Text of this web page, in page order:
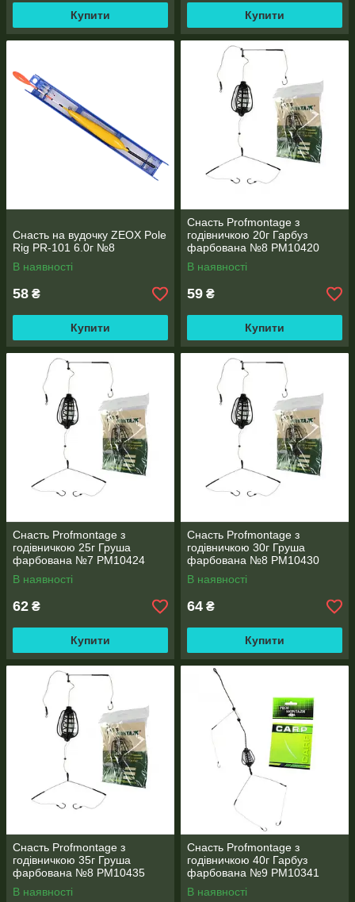
Купити Купити
Снасть на вудочку ZEOX Pole
Rig PR-101 6.0г №8
В наявності
58 ₴
Купити
Снасть Profmontage з
годівничкою 20г Гарбуз
фарбована №8 PM10420
В наявності
59 ₴
Купити
Снасть Profmontage з
годівничкою 25г Груша
фарбована №7 PM10424
В наявності
62 ₴
Купити
Снасть Profmontage з
годівничкою 30г Груша
фарбована №8 PM10430
В наявності
64 ₴
Купити
Снасть Profmontage з
годівничкою 35г Груша
фарбована №8 PM10435
В наявності
Снасть Profmontage з
годівничкою 40г Гарбуз
фарбована №9 PM10341
В наявності